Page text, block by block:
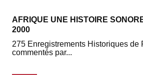
AFRIQUE UNE HISTOIRE
2000
275 Enregistrements Historiques de
commentés par...